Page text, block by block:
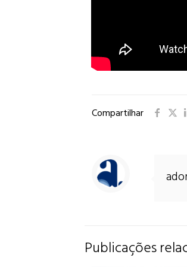
Compartilhar
Publicações